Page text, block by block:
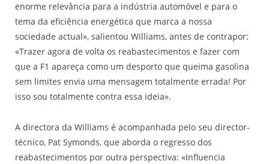
enorme relevância para a indústria automóvel e para o
tema da eficiência energética que marca a nossa
sociedade actual», salientou Williams, antes de contrapor:
«Trazer agora de volta os reabastecimentos e fazer com
que a F1 apareça como um desporto que queima gasolina
sem limites envia uma mensagem totalmente errada! Por
isso sou totalmente contra essa ideia».
A directora da Williams é acompanhada pelo seu director-
técnico, Pat Symonds, que aborda o regresso dos
reabastecimentos por outra perspectiva: «Influencia